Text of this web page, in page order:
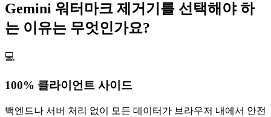
Gemini 워터마크 제거기를 선택해야 하
는 이유는 무엇인가요?
💻
100% 클라이언트 사이드
백엔드나 서버 처리 없이 모든 데이터가 브라우저 내에서 안전